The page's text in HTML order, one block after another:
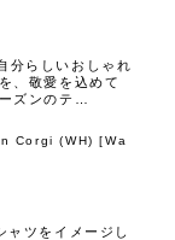
分らしいおしゃれ
、敬愛を込めて
ズンのテ…
Corgi (WH) [Wa
ャツをイメージし